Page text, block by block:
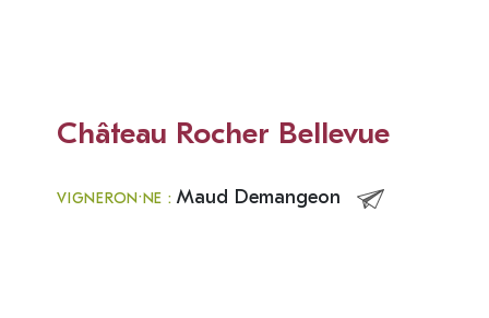
Château Rocher Bellevue
VIGNERON·NE :Maud Demangeon